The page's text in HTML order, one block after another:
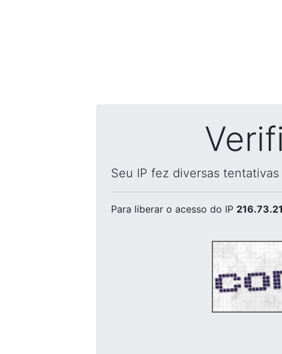
Seu IP fez diversas
Para liberar o acesso do IP